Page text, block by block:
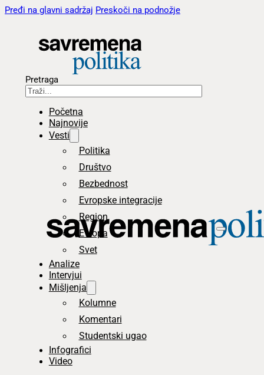
Pređi na glavni sadržaj Preskoči na podnožje
Pretraga
Početna
Najnovije
Vesti
Politika
Društvo
Bezbednost
Evropske integracije
Region
Evropa
Svet
Analize
Intervjui
Mišljenja
Kolumne
Komentari
Studentski ugao
Infografici
Video